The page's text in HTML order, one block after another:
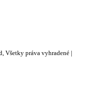
Všetky práva vyhradené |